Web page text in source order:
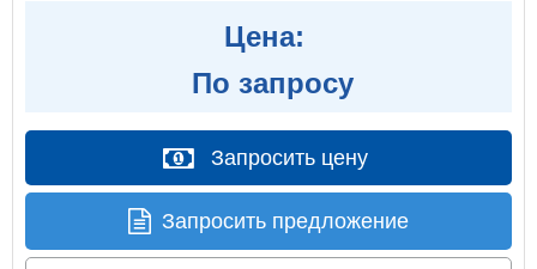
Цена:
По запросу
Запросить цену
Запросить предложение